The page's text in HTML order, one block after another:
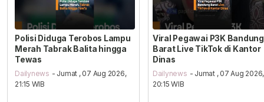
Polisi Diduga Terobos Lampu
Merah Tabrak Balita hingga
Tewas
Dailynews - Jumat , 07 Aug 2026,
21:15 WIB
Viral Pegawai P3K Bandung
Barat Live TikTok di Kantor
Dinas
Dailynews - Jumat , 07 Aug 2026,
20:15 WIB